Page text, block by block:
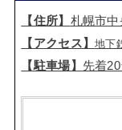
【住所】 札幌市
【アクセス】地下
【駐車場】 先着